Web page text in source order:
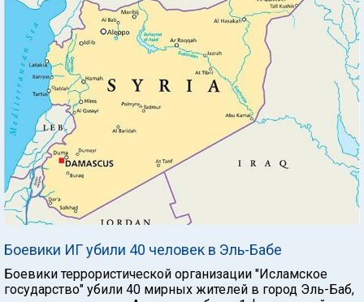
Боевики ИГ убили 40 человек в Эль-Бабе
Боевики террористической организации "Исламское
государство" убили 40 мирных жителей в город Эль-Баб,